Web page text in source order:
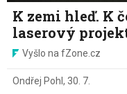
K zemi hleď. K
laserový
Vyšlo na fZone.cz
Ondřej Pohl , 30. 7.